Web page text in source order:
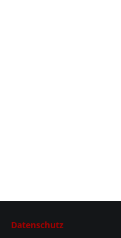
Datenschutz